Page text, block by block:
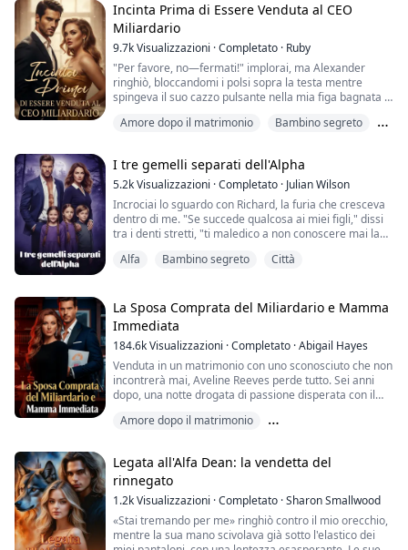
suo vero amore Emma ai galà di Manhattan, Aria paga
le spese mediche di suo padre...
Incinta Prima di Essere Venduta al CEO
Miliardario
9.7kVisualizzazioni ·Completato · Ruby
"Per favore, no—fermati!" implorai, ma Alexander
ringhiò, bloccandomi i polsi sopra la testa mentre
spingeva il suo cazzo pulsante nella mia figa bagnata e
così stretta, sporca piccola puttana—prendi ogni
Sono Nora Frost—aspettate, Nora Traynor—venduta
come una merce a buon mercato dai miei genitori avidi
per 100 milioni ...
Amore dopo il matrimonio
Bambino segreto
I tre gemelli separati dell'Alpha
5.2kVisualizzazioni ·Completato · Julian Wilson
Incrociai lo sguardo con Richard, la furia che cresceva
dentro di me. "Se succede qualcosa ai miei figli," dissi
tra i denti stretti, "ti maledico a non conoscere mai la
saranno ombre, Richard Blackwood."
suo Alpha, Elena era già incinta—ma l'Alpha dal cuore
freddo non si curava né di lei né del b...
Alfa Bambino segreto Città
La Sposa Comprata del Miliardario e Mamma
Immediata
184.6kVisualizzazioni ·Completato ·Abigail Hayes
Venduta in un matrimonio con uno sconosciuto che non
incontrerà mai, Aveline Reeves perde tutto. Sei anni
dopo, una notte drogata di passione disperata con il
Fugge dal suo letto, lasciando solo un anello
Amore dopo il matrimonio
Legata all'Alfa Dean: la vendetta del
rinnegato
1.2kVisualizzazioni ·Completato ·Sharon Smallwood
«Stai tremando per me» ringhiò contro il mio orecchio,
mentre la sua mano scivolava già sotto l'elastico dei